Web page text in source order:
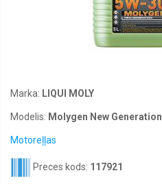
boosteri
Želejas
Jaunas
vasaras
riepas
Marka: LIQUI MOLY
Modelis: Molygen New Generation
Motoreļļas
Preces kods: 117921